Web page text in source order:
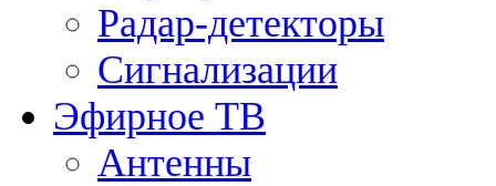
Радар-детекторы
Сигнализации
Эфирное ТВ
Антенны